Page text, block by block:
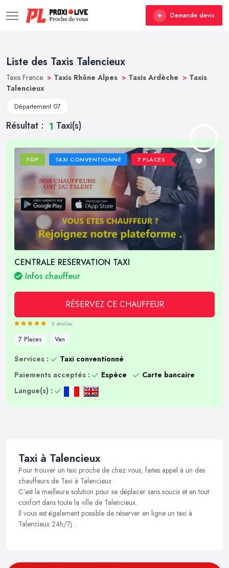
Demande devis
Liste des Taxis Talencieux
Taxis France > Taxis Rhône Alpes > Taxis Ardèche > Taxis
Talencieux
Département 07
Résultat : 1 Taxi(s)
TOP TAXI CONVENTIONNÉ 7 PLACES
CENTRALE RESERVATION TAXI
Infos chauffeur
RÉSERVEZ CE CHAUFFEUR
5 étoiles
7 Places Van
Services :
Taxi conventionné
Paiements acceptés :
Espèce
Carte bancaire
Langue(s) :
Taxi à Talencieux
Pour trouver un taxi proche de chez vous, faites appel à un des
chauffeurs de Taxi à Talencieux .
C’est la meilleure solution pour se déplacer sans soucis et en tout
confort dans toute la ville de Talencieux.
Il vous est également possible de réserver en ligne un taxi à
Talencieux 24h/7j .